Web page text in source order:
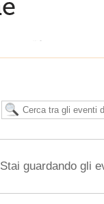
Stai guardando gli